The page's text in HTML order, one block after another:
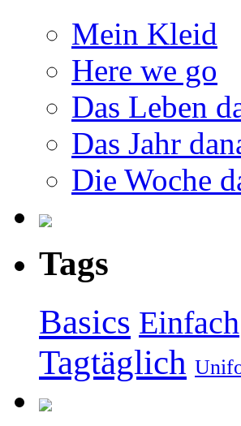
Mein Kleid
Here we go
Das Leben
Das Jahr
Die Woche
Tags
Basics Einfach
Tagtäglich